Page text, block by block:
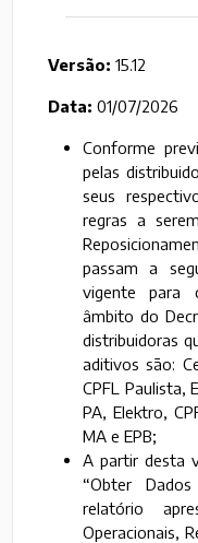
Versão: 15.12
Data: 01/07/2026
Conforme
pelas
seus
regras a
passam a
vigente para
âmbito do
distribuidoras
aditivos são:
CPFL Paulista,
PA, Elektro,
MA e EPB;
A partir desta
“Obter
relatório
Operacionais,